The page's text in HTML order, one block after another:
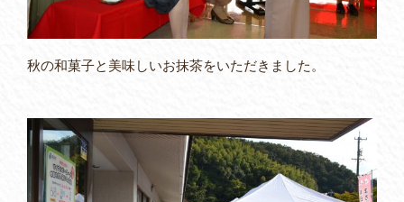
秋の和菓子と美味しいお抹茶をいただきました。